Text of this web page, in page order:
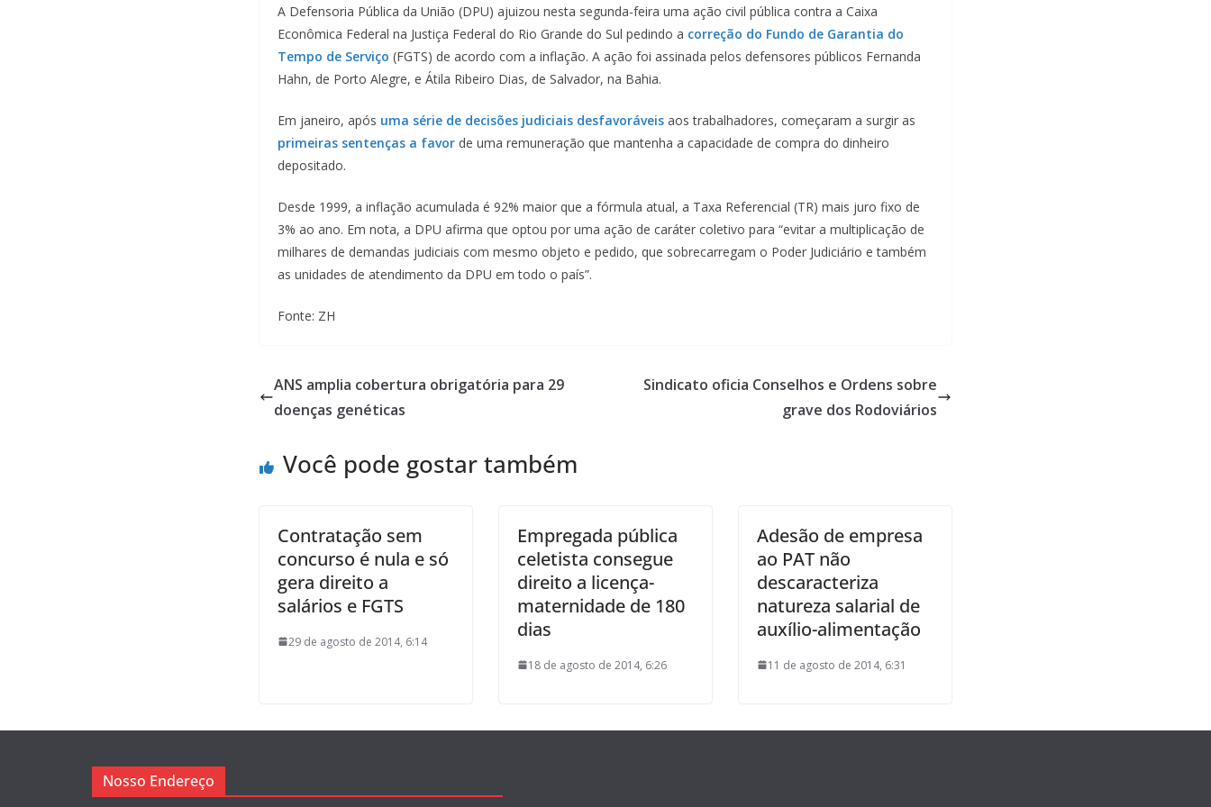
A Defensoria Pública da União (DPU) ajuizou nesta segunda-feira uma ação civil pública contra a Caixa
Econômica Federal na Justiça Federal do Rio Grande do Sul pedindo a correção do Fundo de Garantia do
Tempo de Serviço (FGTS) de acordo com a inflação. A ação foi assinada pelos defensores públicos Fernanda
Hahn, de Porto Alegre, e Átila Ribeiro Dias, de Salvador, na Bahia.
Em janeiro, após uma série de decisões judiciais desfavoráveis aos trabalhadores, começaram a surgir as
primeiras sentenças a favor de uma remuneração que mantenha a capacidade de compra do dinheiro
depositado.
Desde 1999, a inflação acumulada é 92% maior que a fórmula atual, a Taxa Referencial (TR) mais juro fixo de
3% ao ano. Em nota, a DPU afirma que optou por uma ação de caráter coletivo para “evitar a multiplicação de
milhares de demandas judiciais com mesmo objeto e pedido, que sobrecarregam o Poder Judiciário e também
as unidades de atendimento da DPU em todo o país”.
Fonte: ZH
ANS amplia cobertura obrigatória para 29
doenças genéticas
Sindicato oficia Conselhos e Ordens sobre
grave dos Rodoviários
Você pode gostar também
Contratação sem
concurso é nula e só
gera direito a
salários e FGTS
29 de agosto de 2014, 6:14
Empregada pública
celetista consegue
direito a licença-
maternidade de 180
dias
18 de agosto de 2014, 6:26
Adesão de empresa
ao PAT não
descaracteriza
natureza salarial de
auxílio-alimentação
11 de agosto de 2014, 6:31
Nosso Endereço